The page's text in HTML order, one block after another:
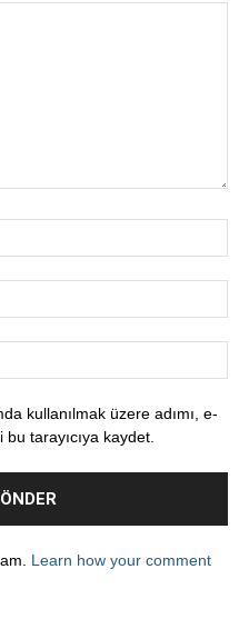
kullanılmak üzere adımı, e-
tarayıcıya kaydet.
Learn how your comment